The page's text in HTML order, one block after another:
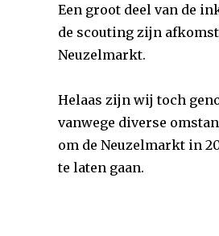
Een groot deel van de
de scouting zijn
Neuzelmarkt.
Helaas zijn wij toch
vanwege diverse
om de Neuzelmarkt in
te laten gaan.